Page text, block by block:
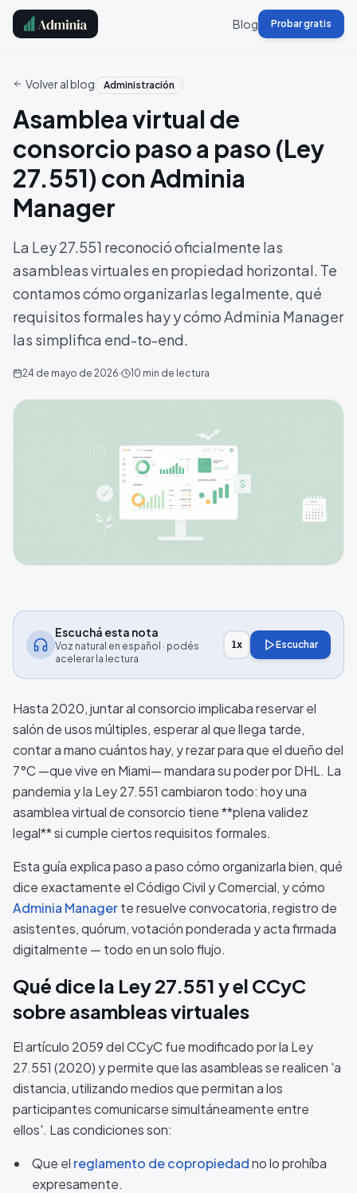
Blog Probar gratis
Volver al blog Administración
Asamblea virtual de
consorcio paso a paso (Ley
27.551) con Adminia
Manager
La Ley 27.551 reconoció oficialmente las
asambleas virtuales en propiedad horizontal. Te
contamos cómo organizarlas legalmente, qué
requisitos formales hay y cómo Adminia Manager
las simplifica end-to-end.
24 de mayo de 2026· 10 min de lectura
Escuchá esta nota
Voz natural en español · podés
acelerar la lectura
1x Escuchar
Hasta 2020, juntar al consorcio implicaba reservar el
salón de usos múltiples, esperar al que llega tarde,
contar a mano cuántos hay, y rezar para que el dueño del
7°C —que vive en Miami— mandara su poder por DHL. La
pandemia y la Ley 27.551 cambiaron todo: hoy una
asamblea virtual de consorcio tiene **plena validez
legal** si cumple ciertos requisitos formales.
Esta guía explica paso a paso cómo organizarla bien, qué
dice exactamente el Código Civil y Comercial, y cómo
Adminia Managerte resuelve convocatoria, registro de
asistentes, quórum, votación ponderada y acta firmada
digitalmente — todo en un solo flujo.
Qué dice la Ley 27.551 y el CCyC
sobre asambleas virtuales
El artículo 2059 del CCyC fue modificado por la Ley
27.551 (2020) y permite que las asambleas se realicen 'a
distancia, utilizando medios que permitan a los
participantes comunicarse simultáneamente entre
ellos'. Las condiciones son:
Que el reglamento de copropiedadno lo prohíba
expresamente.